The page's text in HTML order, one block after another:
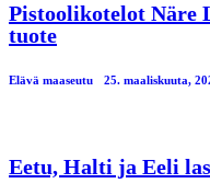
Pistoolikotelot Näre
tuote
Elävä maaseutu 25. maaliskuuta,
Eetu, Halti ja Eeli